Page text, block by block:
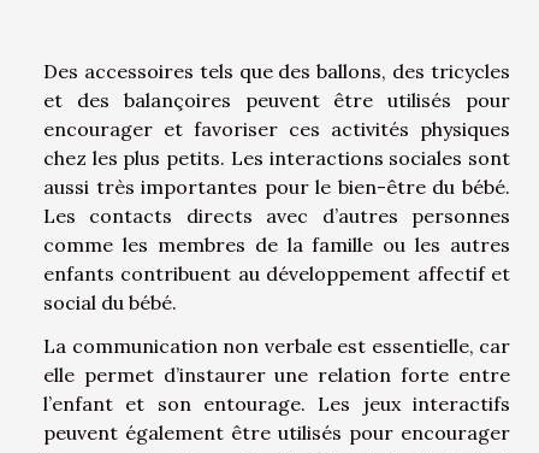
Des accessoires tels que des ballons, des tricycles
et des balançoires peuvent être utilisés pour
encourager et favoriser ces activités physiques
chez les plus petits. Les interactions sociales sont
aussi très importantes pour le bien-être du bébé.
Les contacts directs avec d’autres personnes
comme les membres de la famille ou les autres
enfants contribuent au développement affectif et
social du bébé.
La communication non verbale est essentielle, car
elle permet d’instaurer une relation forte entre
l’enfant et son entourage. Les jeux interactifs
peuvent également être utilisés pour encourager